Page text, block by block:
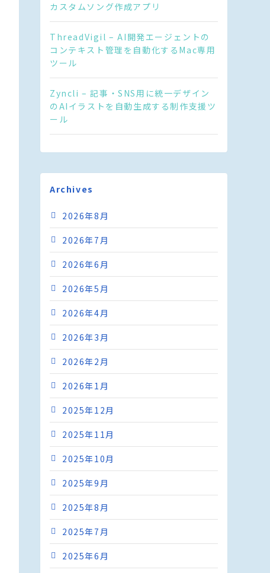
カスタムソング作成アプリ
ThreadVigil – AI開発エージェントの
コンテキスト管理を自動化するMac専用
ツール
Zyncli – 記事・SNS用に統一デザイン
のAIイラストを自動生成する制作支援ツ
ール
Archives
2026年8月
2026年7月
2026年6月
2026年5月
2026年4月
2026年3月
2026年2月
2026年1月
2025年12月
2025年11月
2025年10月
2025年9月
2025年8月
2025年7月
2025年6月